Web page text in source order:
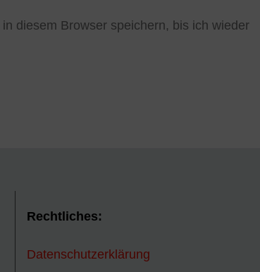
diesem Browser speichern, bis ich wieder
Rechtliches:
Datenschutzerklärung